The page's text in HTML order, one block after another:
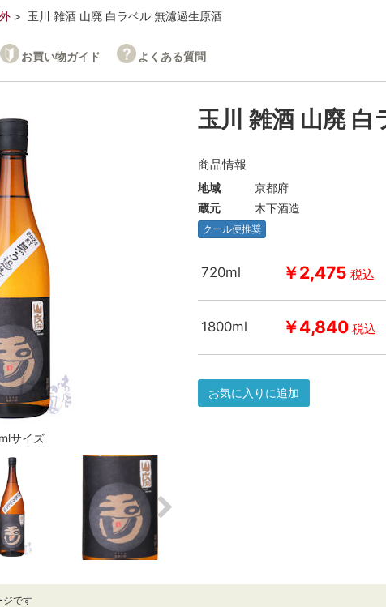
玉川 雑酒 山廃 白ラベル 無濾過生原酒
お買い物ガイド よくある質問
サイズ
玉川 雑酒 山廃 白
商品情報
地域
京都府
蔵元
木下酒造
クール便推奨
720ml ￥2,475 税込
1800ml ￥4,840 税込
お気に入りに追加
ジです